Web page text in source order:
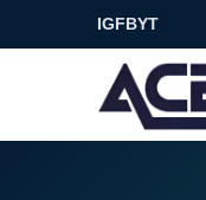
IGFBYT